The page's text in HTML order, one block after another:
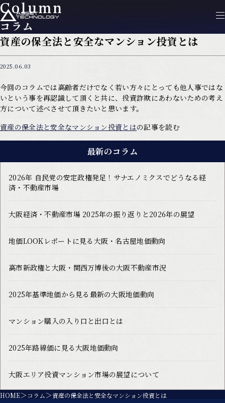
Column
コラム
資産の保全法と安全なマンション投資とは
2025.06.03
今回のコラムでは高齢者だけでなく若い方々にとっても他人事ではな
いという事を再認識して頂くと共に、投資詐欺にあわないための考え
方について述べさせて頂きたいと思います。
資産の保全法と安全なマンション投資とはの記事を読む
最新のコラム
2026年 自民党の安定政権発足！サナエノミクスでどうなる経
済・不動産市場
大阪経済・不動産市場 2025年の振り返りと2026年の展望
地価LOOKレポートに見る大阪・名古屋地価動向
高市新政権と大阪・関西万博後の大阪不動産市況
2025年基準地価から見る最新の大阪地価動向
マンション購入の入り口と出口とは
2025年路線価に見る大阪地価動向
大阪エリア投資マンション市場の展望について
HOME コラム 資産の保全法と安全なマンション投資とは